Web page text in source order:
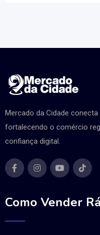
Mercado da Cidade
fortalecendo o comércio
confiança digital.
Como Vender